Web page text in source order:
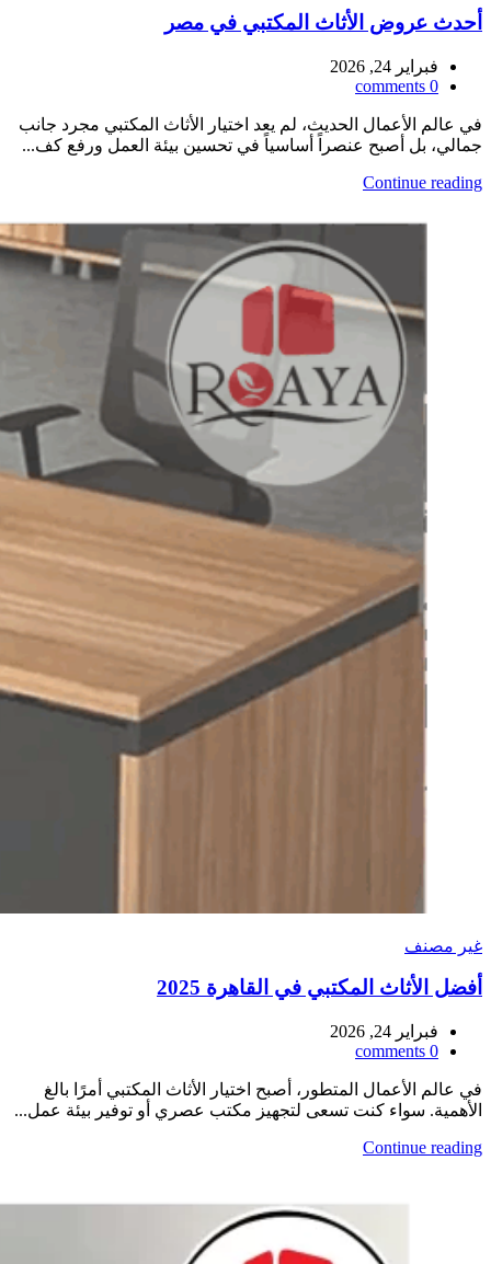
أحدث عروض الأثاث المكتبي في مصر
فبراير 24, 2026
0
comments
في عالم الأعمال الحديث، لم يعد اختيار الأثاث المكتبي مجرد جانب
جمالي، بل أصبح عنصراً أساسياً في تحسين بيئة العمل ورفع كف...
Continue reading
غير مصنف
أفضل الأثاث المكتبي في القاهرة 2025
فبراير 24, 2026
0
comments
في عالم الأعمال المتطور، أصبح اختيار الأثاث المكتبي أمرًا بالغ
الأهمية. سواء كنت تسعى لتجهيز مكتب عصري أو توفير بيئة عمل...
Continue reading